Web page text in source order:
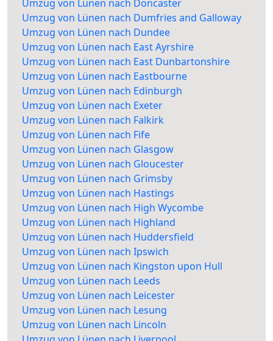
Umzug von Lünen nach Doncaster
Umzug von Lünen nach Dumfries and Galloway
Umzug von Lünen nach Dundee
Umzug von Lünen nach East Ayrshire
Umzug von Lünen nach East Dunbartonshire
Umzug von Lünen nach Eastbourne
Umzug von Lünen nach Edinburgh
Umzug von Lünen nach Exeter
Umzug von Lünen nach Falkirk
Umzug von Lünen nach Fife
Umzug von Lünen nach Glasgow
Umzug von Lünen nach Gloucester
Umzug von Lünen nach Grimsby
Umzug von Lünen nach Hastings
Umzug von Lünen nach High Wycombe
Umzug von Lünen nach Highland
Umzug von Lünen nach Huddersfield
Umzug von Lünen nach Ipswich
Umzug von Lünen nach Kingston upon Hull
Umzug von Lünen nach Leeds
Umzug von Lünen nach Leicester
Umzug von Lünen nach Lesung
Umzug von Lünen nach Lincoln